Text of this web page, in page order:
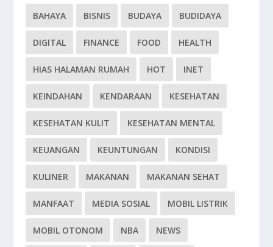
BAHAYA BISNIS BUDAYA BUDIDAYA
DIGITAL FINANCE FOOD HEALTH
HIAS HALAMAN RUMAH HOT INET
KEINDAHAN KENDARAAN KESEHATAN
KESEHATAN KULIT KESEHATAN MENTAL
KEUANGAN KEUNTUNGAN KONDISI
KULINER MAKANAN MAKANAN SEHAT
MANFAAT MEDIA SOSIAL MOBIL LISTRIK
MOBIL OTONOM NBA NEWS